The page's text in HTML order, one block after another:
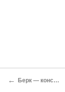
← Берк — консервативная реакция